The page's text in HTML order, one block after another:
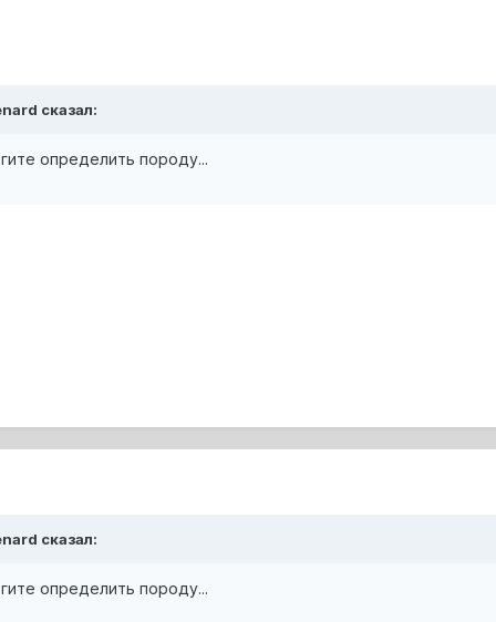
сказал:
определить породу...
сказал:
определить породу...